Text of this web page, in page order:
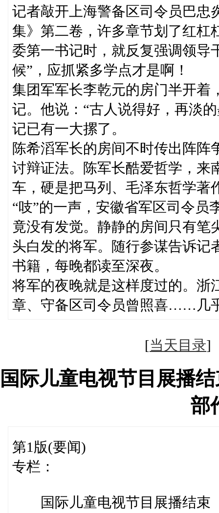
记者敲开上海警备区司令员巴忠
集》第二卷，许多章节划了红杠
委第一书记时，就反复强调领导
候”，应抓紧多学点才是啊！
集团军军长李乾元的房门半开着
记。他说：“古人说得好，再淡
记已有一大摞了。
陈希滔军长的房间不时传出阵阵
讨辩证法。陈军长酷爱哲学，来
车，硬是把马列、毛泽东哲学著
“吱”的一声，安徽省军区司令员
竟没有发觉。静静的房间只有笔
头白发的将军。随行参谋告诉记
书籍，每晚都读至深夜。
将军的夜晚就是这样度过的。浙
章、守备区司令员曾照喜……几
[当天目录
国际儿童电视节目展播
部
第1版(要闻)
专栏：
国际儿童电视节目展播结束